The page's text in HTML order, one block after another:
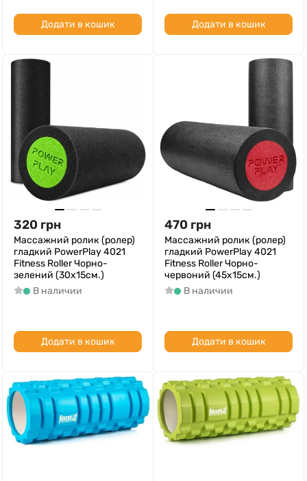
Додати в кошик Додати в кошик
320 грн
Массажний ролик (ролер)
гладкий PowerPlay 4021
Fitness Roller Чорно-
зелений (30x15см.)
В наличии
Додати в кошик
470 грн
Массажний ролик (ролер)
гладкий PowerPlay 4021
Fitness Roller Чорно-
червоний (45x15см.)
В наличии
Додати в кошик